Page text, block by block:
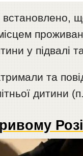
у підвалі
та
дитини